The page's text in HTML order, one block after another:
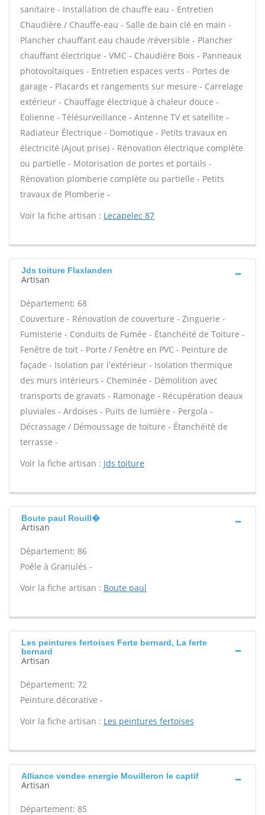
sanitaire - Installation de chauffe eau - Entretien
Chaudière / Chauffe-eau - Salle de bain clé en main -
Plancher chauffant eau chaude /réversible - Plancher
chauffant électrique - VMC - Chaudière Bois - Panneaux
photovoltaïques - Entretien espaces verts - Portes de
garage - Placards et rangements sur mesure - Carrelage
extérieur - Chauffage électrique à chaleur douce -
Eolienne - Télésurveillance - Antenne TV et satellite -
Radiateur Électrique - Domotique - Petits travaux en
électricité (Ajout prise) - Rénovation électrique complète
ou partielle - Motorisation de portes et portails -
Rénovation plomberie complète ou partielle - Petits
travaux de Plomberie -
Voir la fiche artisan : Lecapelec 87
Jds toiture Flaxlanden
Artisan
Département: 68
Couverture - Rénovation de couverture - Zinguerie -
Fumisterie - Conduits de Fumée - Étanchéité de Toiture -
Fenêtre de toit - Porte / Fenêtre en PVC - Peinture de
façade - Isolation par l'extérieur - Isolation thermique
des murs intérieurs - Cheminée - Démolition avec
transports de gravats - Ramonage - Récupération deaux
pluviales - Ardoises - Puits de lumière - Pergola -
Décrassage / Démoussage de toiture - Étanchéité de
terrasse -
Voir la fiche artisan : Jds toiture
Boute paul Rouill�
Artisan
Département: 86
Poêle à Granulés -
Voir la fiche artisan : Boute paul
Les peintures fertoises Ferte bernard, La ferte
bernard
Artisan
Département: 72
Peinture décorative -
Voir la fiche artisan : Les peintures fertoises
Alliance vendee energie Mouilleron le captif
Artisan
Département: 85